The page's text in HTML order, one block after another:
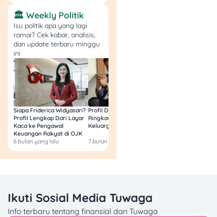
Platform asal Tencent ini
punya keunggulan dalam
fitur-fitur sosial, kayak bisa
comment di lagu, nyanyi
bareng karaoke, sama live
streaming dari artis.
Yang bikin JOOX populer di
Indonesia adalah fokusnya
ke konten lokal dan Asia.
Mereka punya koleksi lagu
K-pop, Mandopop, dan
lagu Indonesia yang cukup
lengkap. Fitur lirik real-time
yang suka nyanyi.
🏛️ Weekly Politik
Isu politik apa yang lagi
ramai? Cek kabar, analisis,
dan update terbaru minggu
ini
Siapa Friderica Widyasari?
Profil Lengkap Dari Layar
Kaca ke Pengawal
Keuangan Rakyat di OJK
6 bulan yang lalu
Profil Darma Mangkuluhur:
Ringkas Latar Belakang
Keluarga dan Bisnisnya
7 bulan yang lalu
Ikuti Sosial Media Tuwaga
Info terbaru tentang finansial dan Tuwaga